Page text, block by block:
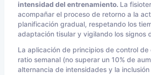
intensidad del entrenamiento. La
acompañar el proceso de retorno a la
planificación gradual, respetando los
adaptación tisular y vigilando los signos
La aplicación de principios de control de
ratio semanal (no superar un 10% de
alternancia de intensidades y la